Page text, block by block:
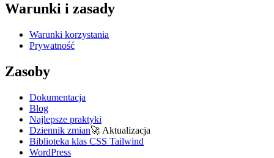
Warunki i zasady
Warunki korzystania
Prywatność
Zasoby
Dokumentacja
Blog
Najlepsze praktyki
Dziennik zmian🚀 Aktualizacja
Biblioteka klas CSS Tailwind
WordPress